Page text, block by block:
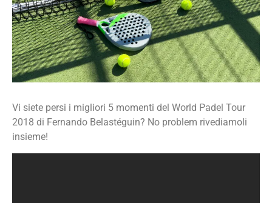
Vi siete persi i migliori 5 momenti del World Padel Tour
2018 di Fernando Belastéguin? No problem rivediamoli
insieme!